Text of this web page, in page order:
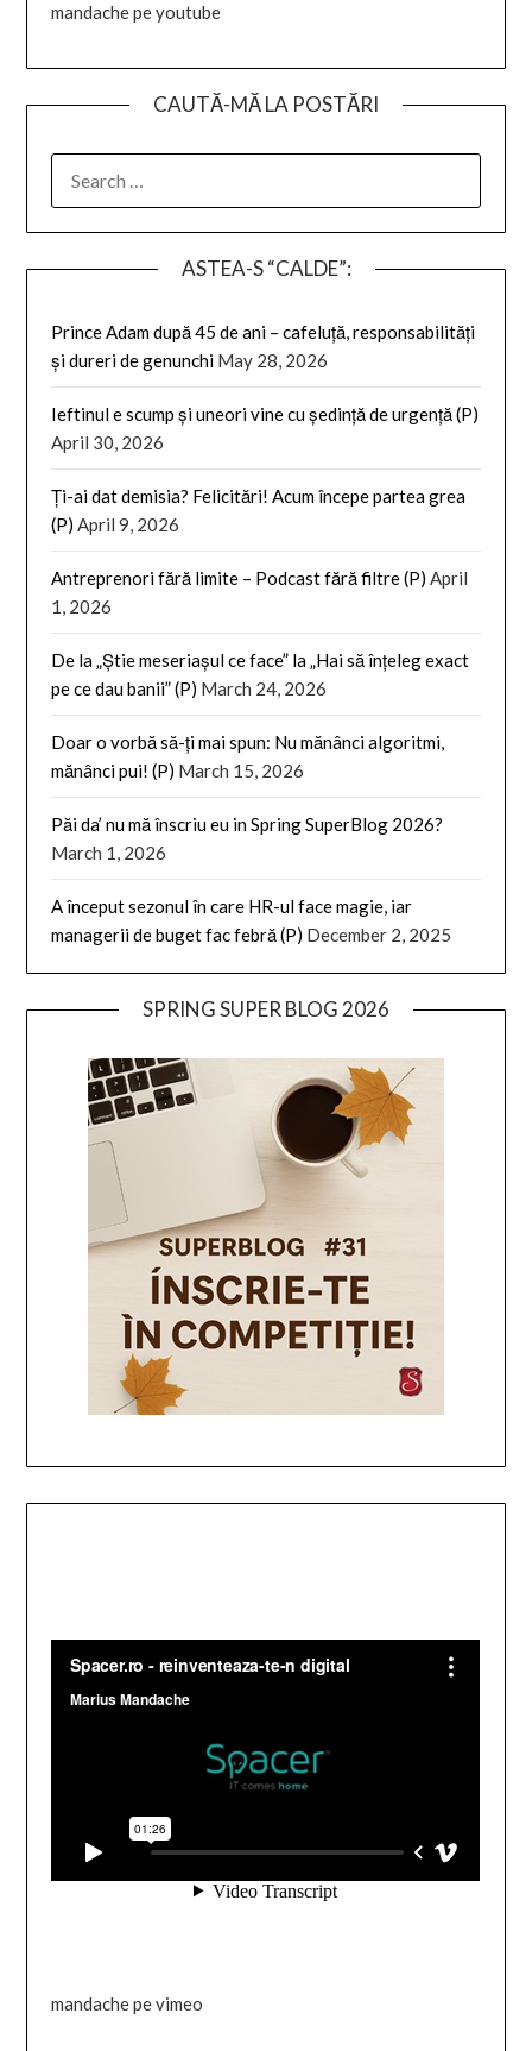
mandache pe youtube
CAUTĂ-MĂ LA POSTĂRI
FOR:
ASTEA-S “CALDE”:
Prince Adam după 45 de ani – cafeluță, responsabilități
și dureri de genunchi May 28, 2026
Ieftinul e scump și uneori vine cu ședință de urgență (P)
April 30, 2026
Ți-ai dat demisia? Felicitări! Acum începe partea grea
(P) April 9, 2026
Antreprenori fără limite – Podcast fără filtre (P) April
1, 2026
De la „Știe meseriașul ce face” la „Hai să înțeleg exact
pe ce dau banii” (P) March 24, 2026
Doar o vorbă să-ți mai spun: Nu mănânci algoritmi,
mănânci pui! (P) March 15, 2026
Păi da’ nu mă înscriu eu in Spring SuperBlog 2026?
March 1, 2026
A început sezonul în care HR-ul face magie, iar
managerii de buget fac febră (P) December 2, 2025
SPRING SUPER BLOG 2026
mandache pe vimeo